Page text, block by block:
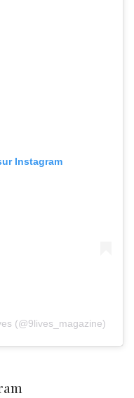
Instagram
(@9lives_magazine)